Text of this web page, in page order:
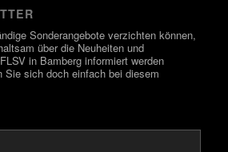
Sonderangebote verzichten können,
über die Neuheiten und
in Bamberg informiert werden
Sie sich doch einfach bei diesem